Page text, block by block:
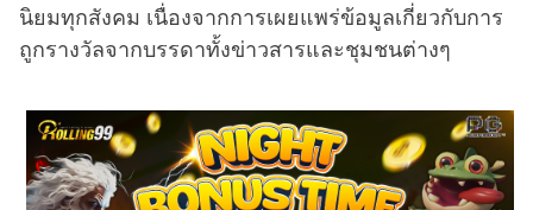
นิยมทุกสังคม เนื่องจากการเผยแพร่ข้อมูลเกี่ยวกับการ
ถูกรางวัลจากบรรดาทั้งข่าวสารและชุมชนต่างๆ